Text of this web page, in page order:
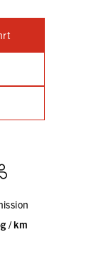
/ km